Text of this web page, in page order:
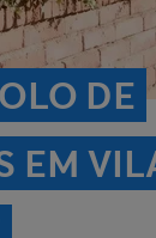
DE
EM